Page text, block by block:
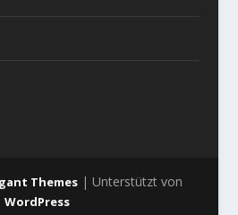
Themes| Unterstützt von
WordPress